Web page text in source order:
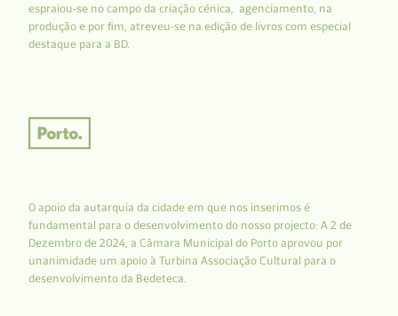
espraiou-se no campo da criação cénica, agenciamento, na
produção e por fim, atreveu-se na edição de livros com especial
destaque para a BD.
O apoio da autarquia da cidade em que nos inserimos é
fundamental para o desenvolvimento do nosso projecto: A 2 de
Dezembro de 2024, a Câmara Municipal do Porto aprovou por
unanimidade um apoio à Turbina Associação Cultural para o
desenvolvimento da Bedeteca.